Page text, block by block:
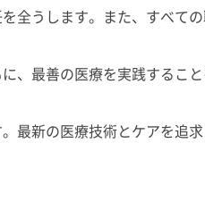
うします。また、すべて
、最善の医療を実践すること
新の医療技術とケアを追